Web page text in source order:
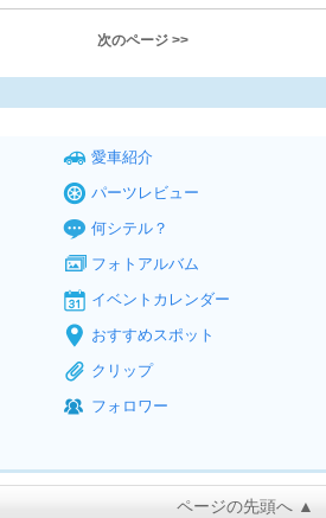
次のページ >>
愛車紹介
パーツレビュー
何シテル？
フォトアルバム
イベントカレンダー
おすすめスポット
クリップ
フォロワー
ページの先頭へ ▲